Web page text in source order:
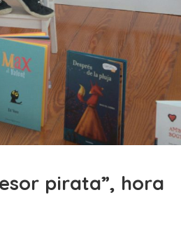
pirata”, hora